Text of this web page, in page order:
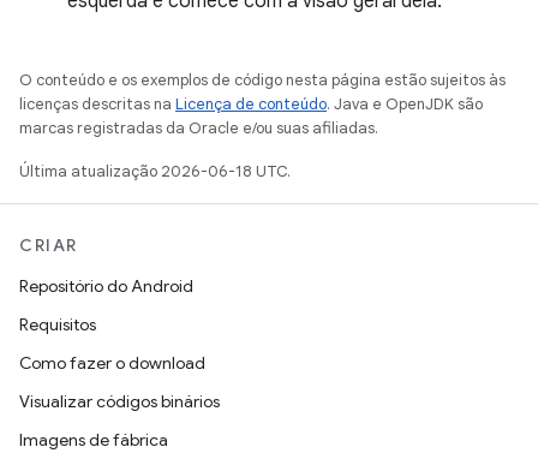
O conteúdo e os exemplos de código nesta página estão sujeitos às
licenças descritas na Licença de conteúdo. Java e OpenJDK são
marcas registradas da Oracle e/ou suas afiliadas.
Última atualização 2026-06-18 UTC.
CRIAR
Repositório do Android
Requisitos
Como fazer o download
Visualizar códigos binários
Imagens de fábrica